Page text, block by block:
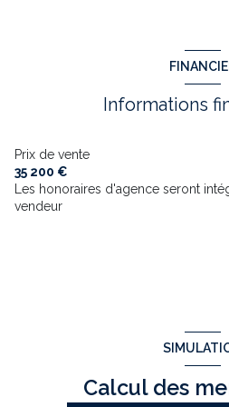
Informations
Prix de vente
35 200 €
Les honoraires d'agence seront
vendeur
Calcul des